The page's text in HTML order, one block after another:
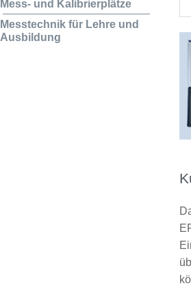
Mess- und Kalibrierplätze
Messtechnik für Lehre und
Ausbildung